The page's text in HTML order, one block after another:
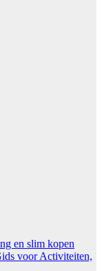
en slim kopen
voor Activiteiten,